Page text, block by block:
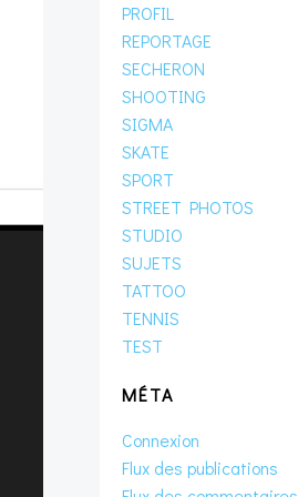
PROFIL
REPORTAGE
SECHERON
SHOOTING
SIGMA
SKATE
SPORT
STREET PHOTOS
STUDIO
SUJETS
TATTOO
TENNIS
TEST
MÉTA
Connexion
Flux des publications